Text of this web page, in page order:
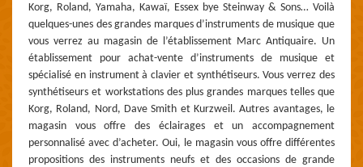
Korg, Roland, Yamaha, Kawaï, Essex bye Steinway & Sons… Voilà
quelques-unes des grandes marques d’instruments de musique que
vous verrez au magasin de l’établissement Marc Antiquaire. Un
établissement pour achat-vente d’instruments de musique et
spécialisé en instrument à clavier et synthétiseurs. Vous verrez des
synthétiseurs et workstations des plus grandes marques telles que
Korg, Roland, Nord, Dave Smith et Kurzweil. Autres avantages, le
magasin vous offre des éclairages et un accompagnement
personnalisé avec d’acheter. Oui, le magasin vous offre différentes
propositions des instruments neufs et des occasions de grande